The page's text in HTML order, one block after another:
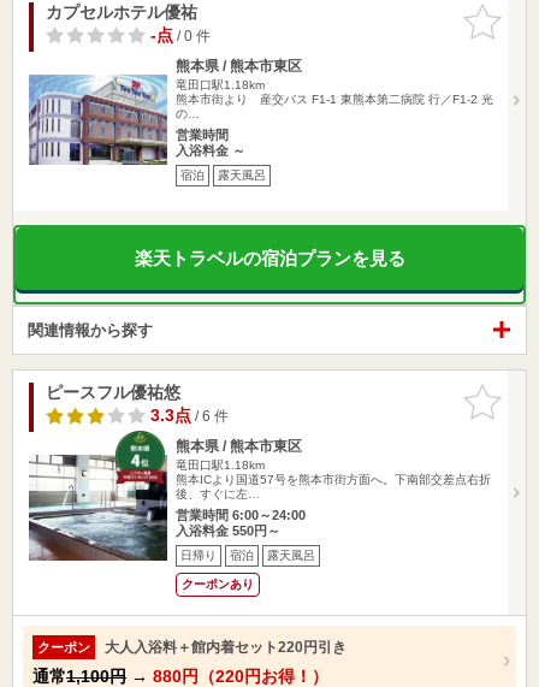
お気に入
りに追加
カプセルホテル優祐
-点/ 0 件
熊本県 / 熊本市東区
竜田口駅1.18km
熊本市街より 産交バス F1-1 東熊本第二病院 行／F1-2 光
の…
営業時間
入浴料金 ～
宿泊 露天風呂
楽天トラベルの宿泊プランを見る
関連情報から探す
お気に入
りに追加
ピースフル優祐悠
3.3点/ 6 件
熊本県 / 熊本市東区
竜田口駅1.18km
熊本ICより国道57号を熊本市街方面へ。下南部交差点右折
後、すぐに左…
営業時間 6:00～24:00
入浴料金 550円～
日帰り 宿泊 露天風呂
クーポンあり
クーポン 大人入浴料＋館内着セット220円引き
通常1,100円 → 880円（220円お得！）